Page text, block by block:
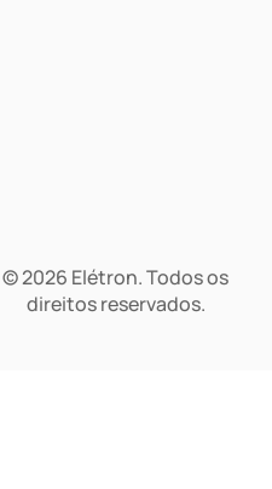
© 2026 Elétron. Todos os
direitos reservados.